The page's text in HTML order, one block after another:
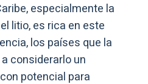
especialmente la
litio, es rica en este
los países que la
considerarlo un
potencial para